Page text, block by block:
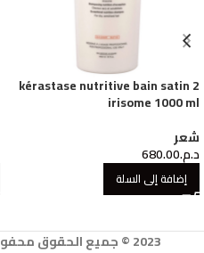
kérastase nutritive bain satin 2
irisome 1000 ml
شعر
د.م.680.00
إضافة إلى السلة
2023 © جميع الحقوق محفوظة ALFARIS_COSMETIQUE